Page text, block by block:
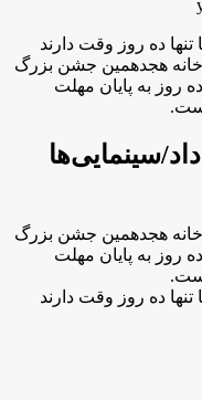
ده روز وقت دارند
هجدهمین جشن بزرگ
روز به پایان مهلت
سینمایی‌ها
هجدهمین جشن بزرگ
روز به پایان مهلت
ده روز وقت دارند